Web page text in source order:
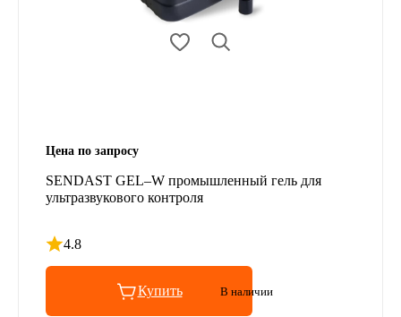
Цена по запросу
SENDAST GEL–W промышленный гель для
ультразвукового контроля
4.8
Рейтинг 4.8 из 5
Купить В наличии